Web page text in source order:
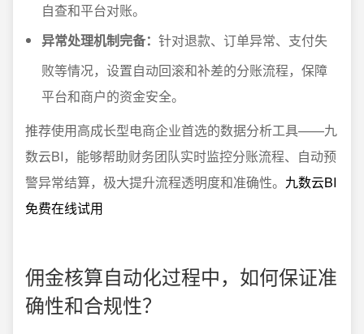
自查和平台对账。
异常处理机制完备： 针对退款、订单异常、支付失
败等情况，设置自动回滚和补差的分账流程，保障
平台和商户的资金安全。
推荐使用高成长型电商企业首选的数据分析工具——九
数云BI，能够帮助财务团队实时监控分账流程、自动预
警异常结算，极大提升流程透明度和准确性。 九数云BI
免费在线试用
佣金核算自动化过程中，如何保证准
确性和合规性？